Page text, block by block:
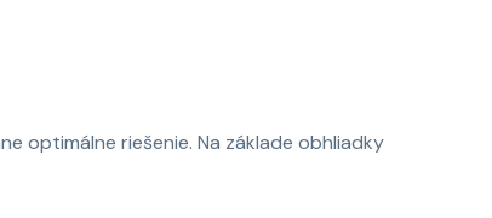
optimálne riešenie. Na základe obhliadky